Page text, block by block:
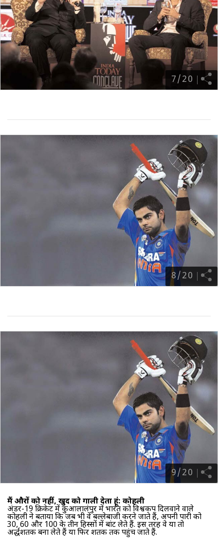
7/20
8/ 20
9/ 20
मैं औरों को नहीं, खुद को गाली देता हूं: कोहली
अंडर-19 क्रिकेट में कुआलालंपुर में भारत को विश्वकप दिलवाने वाले
कोहली ने बताया कि जब भी वे बल्लेबाजी करने जाते हैं, अपनी पारी को
30, 60 और 100 के तीन हिस्सों में बांट लेते हैं. इस तरह वे या तो
अर्द्धशतक बना लेते हैं या फिर शतक तक पहुंच जाते हैं.